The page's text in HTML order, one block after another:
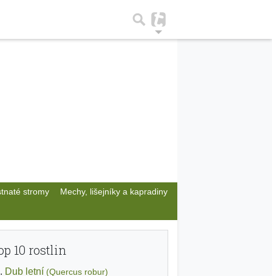
stromy Mechy, lišejníky a kapradiny
10 rostlin
Dub letní (Quercus robur)